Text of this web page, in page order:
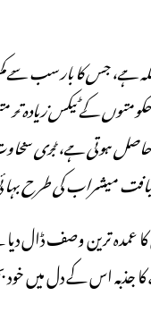
ہے، جس کا بار سب
کے ٹیکس زیادہ
ہوتی ہے، بڑی
میںشراب کی طرح
ترین وصف ڈال دیا
جذبہ اس کے دل میں خود